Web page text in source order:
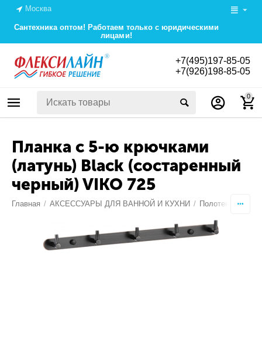
Москва
Сантехника оптом! Работаем только с юридическими
лицами!
+7(495)197-85-05
+7(926)198-85-05
0
Планка с 5-ю крючками
(латунь) Black (состаренный
черный) VIKO 725
Главная / АКСЕССУАРЫ ДЛЯ ВАННОЙ И КУХНИ /